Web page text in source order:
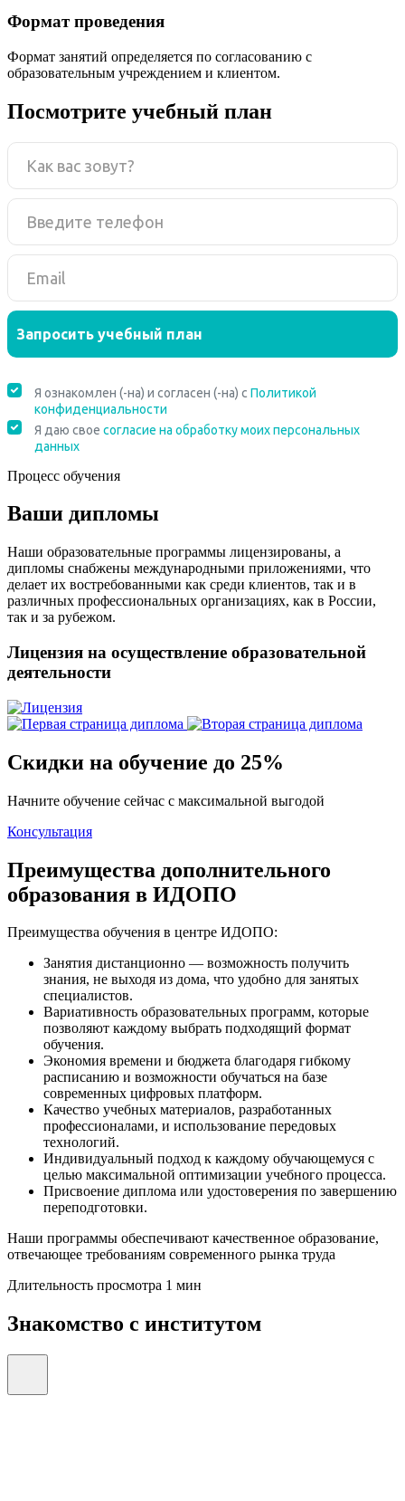
Формат проведения
Формат занятий определяется по согласованию с
образовательным учреждением и клиентом.
Посмотрите учебный план
Процесс обучения
Ваши дипломы
Наши образовательные программы лицензированы, а
дипломы снабжены международными приложениями, что
делает их востребованными как среди клиентов, так и в
различных профессиональных организациях, как в России,
так и за рубежом.
Лицензия на осуществление образовательной
деятельности
Скидки на обучение до 25%
Начните обучение сейчас с максимальной выгодой
Консультация
Преимущества дополнительного
образования в ИДОПО
Преимущества обучения в центре ИДОПО:
Занятия дистанционно — возможность получить
знания, не выходя из дома, что удобно для занятых
специалистов.
Вариативность образовательных программ, которые
позволяют каждому выбрать подходящий формат
обучения.
Экономия времени и бюджета благодаря гибкому
расписанию и возможности обучаться на базе
современных цифровых платформ.
Качество учебных материалов, разработанных
профессионалами, и использование передовых
технологий.
Индивидуальный подход к каждому обучающемуся с
целью максимальной оптимизации учебного процесса.
Присвоение диплома или удостоверения по завершению
переподготовки.
Наши программы обеспечивают качественное образование,
отвечающее требованиям современного рынка труда
Длительность просмотра 1 мин
Знакомство с институтом